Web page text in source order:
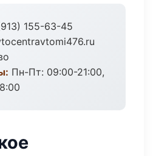
155-63-45
Пн-Пт: 09:00-21:00,